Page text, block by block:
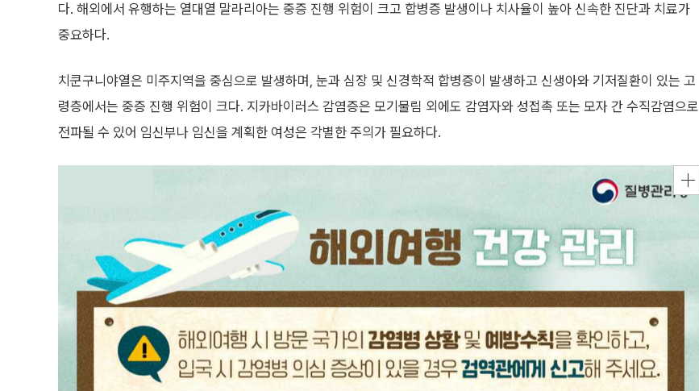
다. 해외에서 유행하는 열대열 말라리아는 중증 진행 위험이 크고 합병증 발생이나 치사율이 높아 신속한 진단과 치료가
중요하다.
치쿤구니야열은 미주지역을 중심으로 발생하며, 눈과 심장 및 신경학적 합병증이 발생하고 신생아와 기저질환이 있는 고
령층에서는 중증 진행 위험이 크다. 지카바이러스 감염증은 모기물림 외에도 감염자와 성접촉 또는 모자 간 수직감염으로
전파될 수 있어 임신부나 임신을 계획한 여성은 각별한 주의가 필요하다.